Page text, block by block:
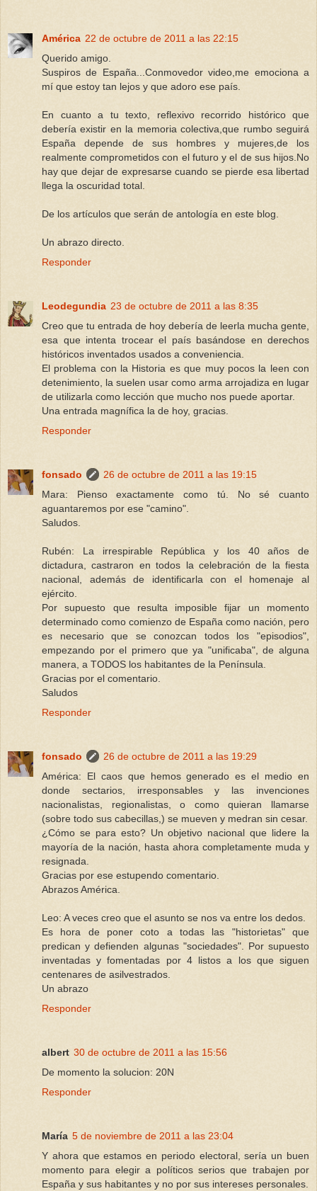
América 22 de octubre de 2011 a las 22:15
Querido amigo.
Suspiros de España...Conmovedor video,me emociona a
mí que estoy tan lejos y que adoro ese país.
En cuanto a tu texto, reflexivo recorrido histórico que
debería existir en la memoria colectiva,que rumbo seguirá
España depende de sus hombres y mujeres,de los
realmente comprometidos con el futuro y el de sus hijos.No
hay que dejar de expresarse cuando se pierde esa libertad
llega la oscuridad total.
De los artículos que serán de antología en este blog.
Un abrazo directo.
Responder
Leodegundia 23 de octubre de 2011 a las 8:35
Creo que tu entrada de hoy debería de leerla mucha gente,
esa que intenta trocear el país basándose en derechos
históricos inventados usados a conveniencia.
El problema con la Historia es que muy pocos la leen con
detenimiento, la suelen usar como arma arrojadiza en lugar
de utilizarla como lección que mucho nos puede aportar.
Una entrada magnífica la de hoy, gracias.
Responder
fonsado
26 de octubre de 2011 a las 19:15
Mara: Pienso exactamente como tú. No sé cuanto
aguantaremos por ese "camino".
Saludos.
Rubén: La irrespirable República y los 40 años de
dictadura, castraron en todos la celebración de la fiesta
nacional, además de identificarla con el homenaje al
ejército.
Por supuesto que resulta imposible fijar un momento
determinado como comienzo de España como nación, pero
es necesario que se conozcan todos los "episodios",
empezando por el primero que ya "unificaba", de alguna
manera, a TODOS los habitantes de la Península.
Gracias por el comentario.
Saludos
Responder
fonsado
26 de octubre de 2011 a las 19:29
América: El caos que hemos generado es el medio en
donde sectarios, irresponsables y las invenciones
nacionalistas, regionalistas, o como quieran llamarse
(sobre todo sus cabecillas,) se mueven y medran sin cesar.
¿Cómo se para esto? Un objetivo nacional que lidere la
mayoría de la nación, hasta ahora completamente muda y
resignada.
Gracias por ese estupendo comentario.
Abrazos América.
Leo: A veces creo que el asunto se nos va entre los dedos.
Es hora de poner coto a todas las "historietas" que
predican y defienden algunas "sociedades". Por supuesto
inventadas y fomentadas por 4 listos a los que siguen
centenares de asilvestrados.
Un abrazo
Responder
albert 30 de octubre de 2011 a las 15:56
De momento la solucion: 20N
Responder
María 5 de noviembre de 2011 a las 23:04
Y ahora que estamos en periodo electoral, sería un buen
momento para elegir a políticos serios que trabajen por
España y sus habitantes y no por sus intereses personales.